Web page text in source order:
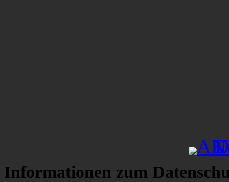
Informationen zum